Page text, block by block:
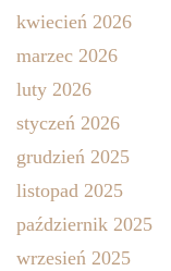
kwiecień 2026
marzec 2026
luty 2026
styczeń 2026
grudzień 2025
listopad 2025
październik 2025
wrzesień 2025